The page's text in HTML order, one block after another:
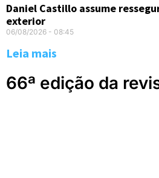
Daniel Castillo assume
exterior
06/08/2026 08:45
Leia mais
66ª edição da